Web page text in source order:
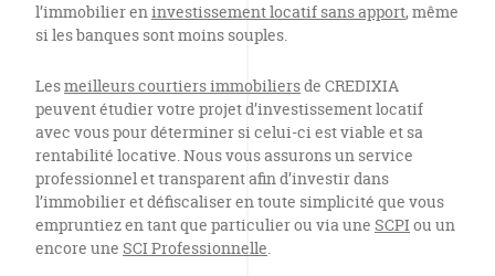
l’immobilier eninvestissement locatif sans apport, même
si les banques sont moins souples.
Lesmeilleurs courtiers immobiliersde CREDIXIA
peuvent étudier votre projet d’investissement locatif
avec vous pour déterminer si celui-ci est viable et sa
rentabilité locative. Nous vous assurons un service
professionnel et transparent afin d’investir dans
l’immobilier et défiscaliser en toute simplicité que vous
empruntiez en tant que particulier ou via une SCPI ou un
encore une SCI Professionnelle.